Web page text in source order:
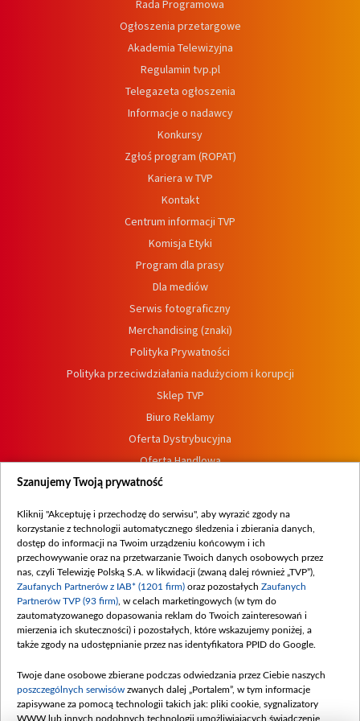
Rada Programowa
Ogłoszenia przetargowe
Akademia Telewizyjna
Regulamin tvp.pl
Telegazeta ogłoszenia
Informacje o nadawcy
Konkursy
Zgłoś program (ROPAT)
Kariera w TVP
Kontakt
Centrum informacji TVP
Komisja Etyki
Program dla prasy
Dla mediów
Serwis fotograficzny
Merchandising (znaki)
Polityka Prywatności
Polityka przeciwdziałania nadużyciom i korupcji
Sklep TVP
Biuro Reklamy
Oferta Dystrybucyjna
Oferta Handlowa
Dostępność
Procedura zgłoszeń wewnętrznych
Szanujemy Twoją prywatność
Kliknij "Akceptuję i przechodzę do serwisu", aby wyrazić zgody na
korzystanie z technologii automatycznego śledzenia i zbierania danych,
dostęp do informacji na Twoim urządzeniu końcowym i ich
przechowywanie oraz na przetwarzanie Twoich danych osobowych przez
nas, czyli Telewizję Polską S.A. w likwidacji (zwaną dalej również „TVP”),
Zaufanych Partnerów z IAB* (1201 firm) oraz pozostałych Zaufanych
Partnerów TVP (93 firm) , w celach marketingowych (w tym do
zautomatyzowanego dopasowania reklam do Twoich zainteresowań i
mierzenia ich skuteczności) i pozostałych, które wskazujemy poniżej, a
także zgody na udostępnianie przez nas identyfikatora PPID do Google.
Twoje dane osobowe zbierane podczas odwiedzania przez Ciebie naszych
poszczególnych serwisów zwanych dalej „Portalem”, w tym informacje
zapisywane za pomocą technologii takich jak: pliki cookie, sygnalizatory
WWW lub innych podobnych technologii umożliwiających świadczenie